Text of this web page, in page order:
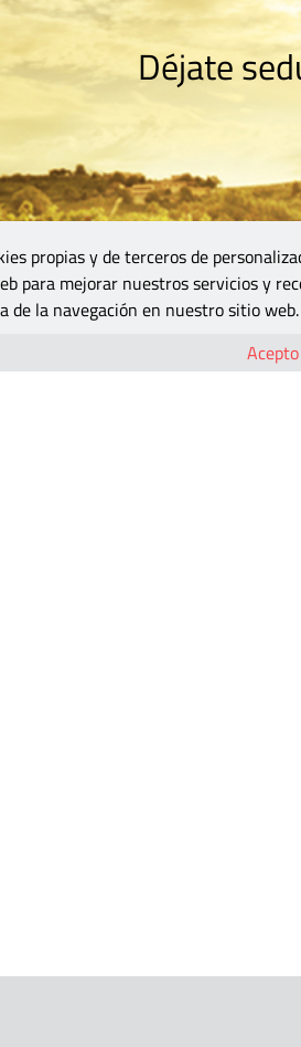
Déjate
propias y de terceros de
para mejorar nuestros servicios y
la navegación en nuestro sitio web.
Acepto